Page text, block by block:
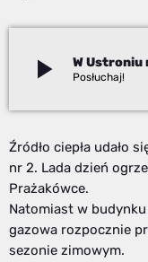
play_arrow
Źródło ciepła udało
nr 2. Lada dzień
Prażakówce.
Natomiast w
gazowa rozpocznie
sezonie zimowym.